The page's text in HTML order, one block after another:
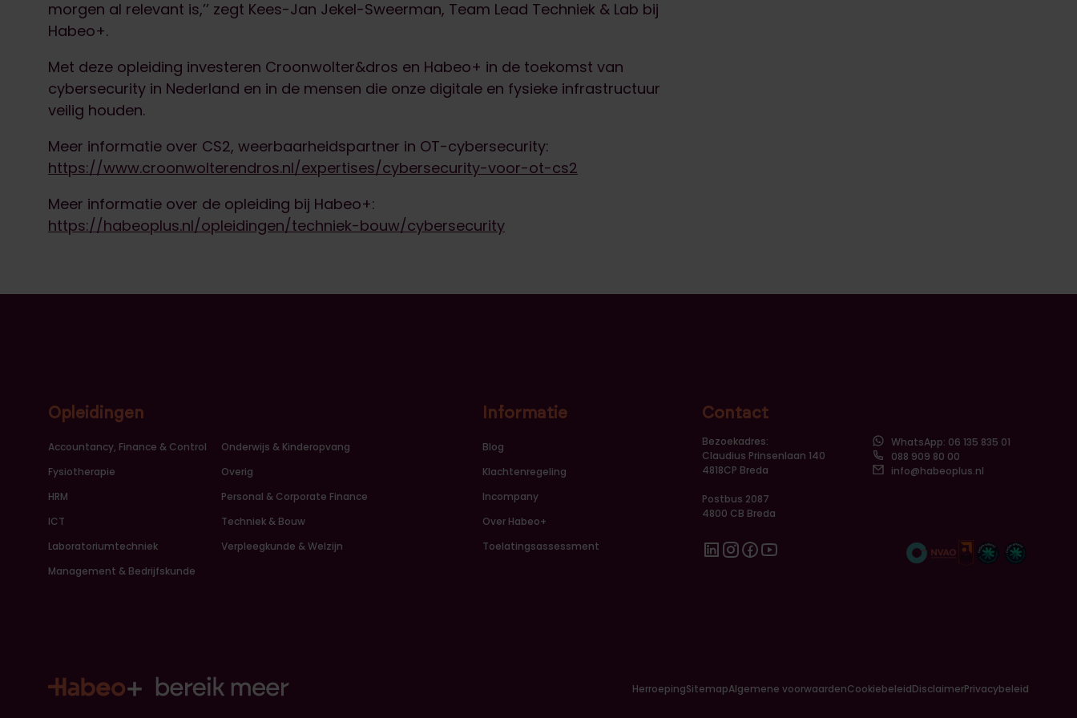
morgen al relevant is,’’ zegt Kees-Jan Jekel-Sweerman, Team Lead Techniek & Lab bij
Habeo+.
Met deze opleiding investeren Croonwolter&dros en Habeo+ in de toekomst van
cybersecurity in Nederland en in de mensen die onze digitale en fysieke infrastructuur
veilig houden.
Meer informatie over CS2, weerbaarheidspartner in OT-cybersecurity:
https://www.croonwolterendros.nl/expertises/cybersecurity-voor-ot-cs2
Meer informatie over de opleiding bij Habeo+:
https://habeoplus.nl/opleidingen/techniek-bouw/cybersecurity
Opleidingen
Accountancy, Finance & Control
Fysiotherapie
HRM
ICT
Laboratoriumtechniek
Management & Bedrijfskunde
Onderwijs & Kinderopvang
Overig
Personal & Corporate Finance
Techniek & Bouw
Verpleegkunde & Welzijn
Informatie
Blog
Klachtenregeling
Incompany
Over Habeo+
Toelatingsassessment
Contact
Bezoekadres:
Claudius Prinsenlaan 140
4818CP Breda
Postbus 2087
4800 CB Breda
Linkedin
Instagram
Facebook
Youtube
WhatsApp: 06 135 835 01
088 909 80 00
info@habeoplus.nl
HerroepingSitemapAlgemene voorwaardenCookiebeleidDisclaimerPrivacybeleid